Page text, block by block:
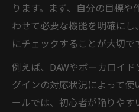
ります。まず、自分の目標
わせて必要な機能を明確に
にチェックすることが大切で
例えば、DAWやボーカロイ
グインの対応状況によって
ールでは、初心者が陥りや